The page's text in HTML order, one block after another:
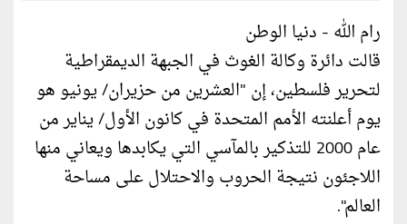
رام الله - دنيا الوطن
قالت دائرة وكالة الغوث في الجبهة الديمقراطية
لتحرير فلسطين، إن "العشرين من حزيران/ يونيو هو
يوم أعلنته الأمم المتحدة في كانون الأول/ يناير من
عام 2000 للتذكير بالمآسي التي يكابدها ويعاني منها
اللاجئون نتيجة الحروب والاحتلال على مساحة
العالم".